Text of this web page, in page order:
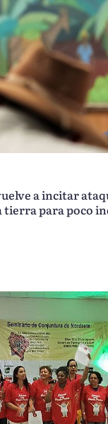
a incitar
tierra para poco